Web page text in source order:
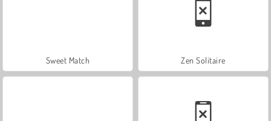
Sweet Match Zen Solitaire